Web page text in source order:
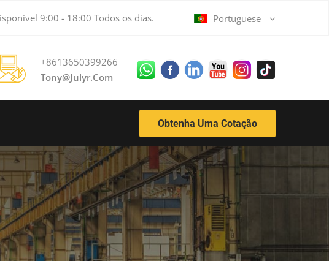
9:00 - 18:00 Todos os dias. Portuguese
+8613650399266
Tony@julyr.com
Obtenha Uma Cotação